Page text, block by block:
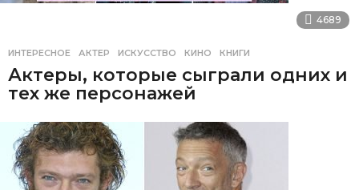
4689
ИНТЕРЕСНОЕ АКТЕР ,ИСКУССТВО ,КИНО ,КНИГИ
Актеры, которые сыграли одних и
тех же персонажей